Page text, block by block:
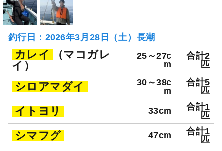
釣行日：2026年3月28日（土）長潮
カレイ
（マコガレ
イ）
25～27c
m
合計2
匹
シロアマダイ
30～38c
m
合計5
匹
イトヨリ 33cm
合計1
匹
シマフグ 47cm
合計1
匹